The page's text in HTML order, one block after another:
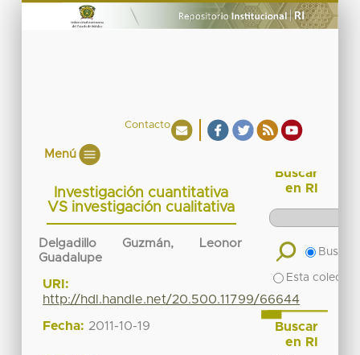
Contacto
Menú
Investigación cuantitativa
VS investigación cualitativa
Delgadillo Guzmán, Leonor
Guadalupe
URI:
http://hdl.handle.net/20.500.11799/66644
Fecha: 2011-10-19
Buscar
en RI
Buscar
Esta
Buscar
en RI